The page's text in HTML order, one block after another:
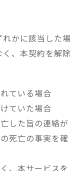
かに該当した場
、本契約を解除
ている場合
ていた場合
した旨の連絡が
死亡の事実を確
、本サービスを